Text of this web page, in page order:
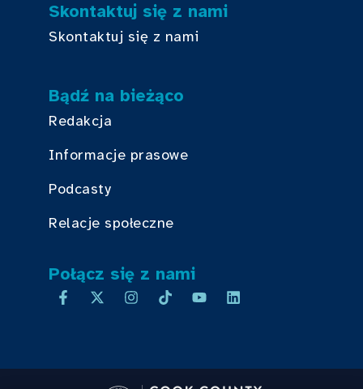
Skontaktuj się z nami
Skontaktuj się z nami
Bądź na bieżąco
Redakcja
Informacje prasowe
Podcasty
Relacje społeczne
Połącz się z nami